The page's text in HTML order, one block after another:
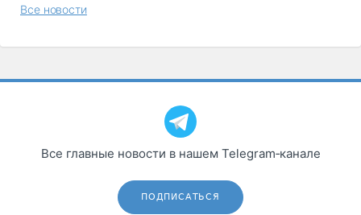
Все новости
Все главные новости в нашем Telegram‑канале
ПОДПИСАТЬСЯ